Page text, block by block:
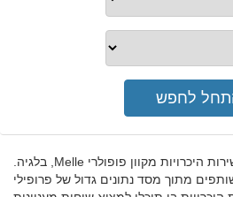
BelDatingGo הוא שירות היכרויות מקוון פופולרי Melle, בלגיה.
מתוך מסד נתונים גדול של פרופילי